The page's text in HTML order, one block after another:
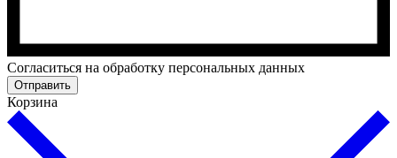
Cогласиться на обработку персональных данных
Отправить
Корзина